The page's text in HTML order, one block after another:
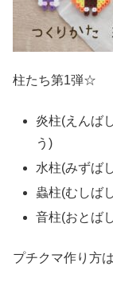
柱たち第1弾☆
炎柱(えんば
う)
水柱(みずば
蟲柱(むしば
音柱(おとば
プチクマ作り方